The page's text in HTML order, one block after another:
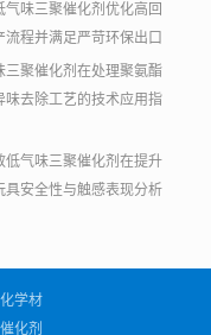
气味三聚催化剂优化高回
流程并满足严苛环保出口
三聚催化剂在处理聚氨酯
味去除工艺的技术应用指
低气味三聚催化剂在提升
具安全性与触感表现分析
学材
化剂